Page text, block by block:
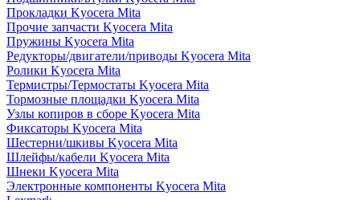
Прокладки Kyocera Mita
Прочие запчасти Kyocera Mita
Пружины Kyocera Mita
Редукторы/двигатели/приводы Kyocera Mita
Ролики Kyocera Mita
Термистры/Термостаты Kyocera Mita
Тормозные площадки Kyocera Mita
Узлы копиров в сборе Kyocera Mita
Фиксаторы Kyocera Mita
Шестерни/шкивы Kyocera Mita
Шлейфы/кабели Kyocera Mita
Шнеки Kyocera Mita
Электронные компоненты Kyocera Mita